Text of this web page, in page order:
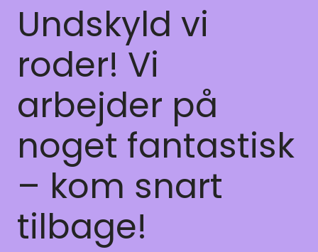
Undskyld vi
roder! Vi
arbejder på
noget fantastisk
– kom snart
tilbage!